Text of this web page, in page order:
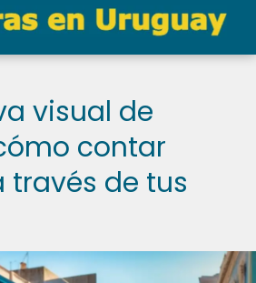
visual de
contar
través de tus